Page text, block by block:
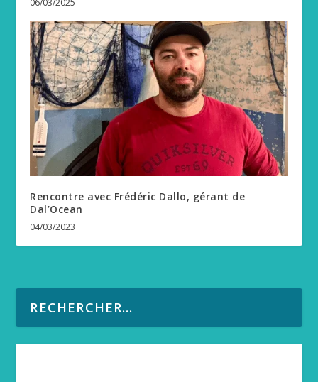
06/03/2025
Rencontre avec Frédéric Dallo, gérant de
Dal’Ocean
04/03/2023